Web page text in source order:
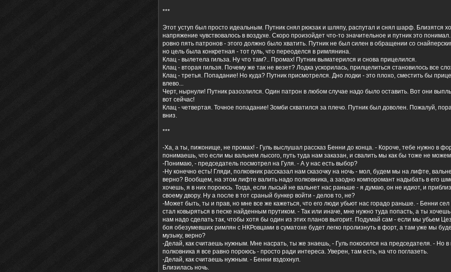
***
Этот уступ был просто идеальным. Путник снял рюкзак и шляпу, распутал и снял шарф. Близятся
напряжение чувствовалось в воздухе. Скоро произойдет что-то значительное и путник это
ровно пять патронов - этого должно было хватить. Путник не был силен в обращении со
но цель была конкретная - тот гуль, что переоделся в римлянина.
Клац - вылетела гильза. Ну что там?.. Промах! Путник выматерился и снова прицелился.
Клац - вторая гильзя. Почему же так не везет? Лодка ускорилась, прилцелиться становилось все
Клац - третья. Попадание! Но куда? Путник присмотрелся. Дно лодки - это плохо, сместить бы
влево...
Черт, нырнули! Путник разозлился. Один патрон в любом случае надо было оставить. Вот они
вот сейчас!
Клац - четвертая. Точное попадание! Зомби схватился за плечо. Путник был доволен. Пожалуй,
вниз.
***
-Ха, а ты, пижонище, не промах! - Гуль выслушал рассказ Бенни до конца. - Короче, тебе нужно в
понимаешь, что если мы вальнем лысого, путь туда нам заказан, и свалить мы как бы тоже не
-Понимаю, - председатель посмотрел на Гуля. - А у нас есть выбор?
-Ну конечно есть! Гляди, полковник рассказал нам сказочку на ночь - мол, будем мы на лифте,
верно? Вообщем, на этом лифте валить надо полковника, а заодно компоромант надыбать в его
хочешь, я в них пороюсь. Тогда, если лысый не вальнет нас раньше - я думаю, он не идиот, и
своему двору. Ну а после в тот сраный бункер войти - делов то, не?
-Может быть, ты и прав, но мне все же кажеться, что его люди убьют нас горадо раньше. - Бенни сел
стал ковыряться в песке найденным прутиком. - Так или иначе, мне нужно туда попасть, а ты
нам надо сделать так, чтобы хотя бы один из этих планов выгорит. Подумай сам - если мы убьем
боя обезумевших римлян с НКРовцами в суматохе будет легко пролизнуть в форт, а там уже мы
музыку, верно?
-Делай, как считаешь нужным. Мне насрать, ты же знаешь, - Гуль покосился на председателя. - Но
полковника я все равно пороюсь - просто ради интереса. Уверен, там есть, на что поглазеть.
-Делай, как считаешь нужным. - Бенни вздохнул.
Близилась ночь.